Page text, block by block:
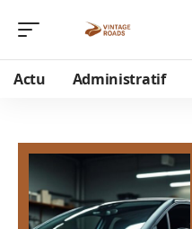
Actu Administratif